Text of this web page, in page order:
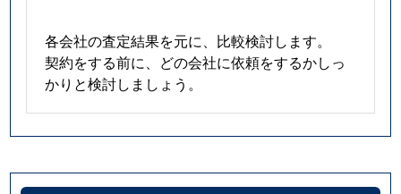
各会社の査定結果を元に、比較検討します。
契約をする前に、どの会社に依頼をするかしっ
かりと検討しましょう。